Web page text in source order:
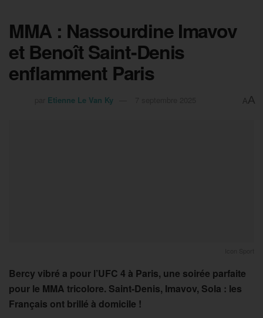
MMA : Nassourdine Imavov
et Benoît Saint-Denis
enflamment Paris
Etienne Le Van Ky AA
Bercy vibré a pour l’UFC 4 à Paris, une soirée parfaite
pour le MMA tricolore. Saint-Denis, Imavov, Sola : les
Français ont brillé à domicile !